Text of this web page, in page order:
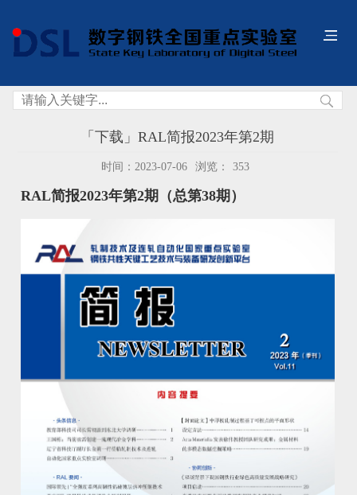
「下载」RAL简报2023年第2期
时间：2023-07-06 浏览： 353
RAL简报2023年第2期（总第38期）